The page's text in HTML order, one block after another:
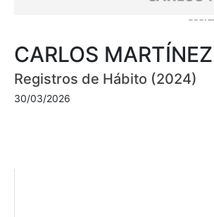
CARLOS MARTÍNEZ
Registros de Hábito (2024)
30/03/2026